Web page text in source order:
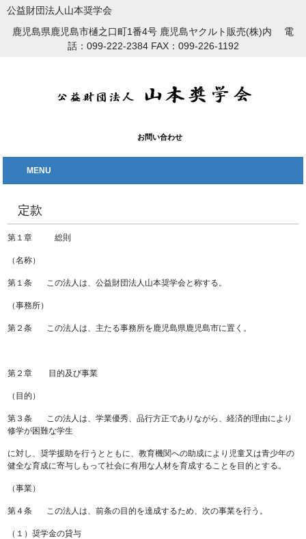
公益財団法人山本奨学会
鹿児島県鹿児島市樋之口町1番4号 鹿児島ヤクルト販売(株)内 電
話：099-222-2384 FAX：099-226-1192
お問い合わせ
MENU
定款
第１章 総則
（名称）
第１条 この法人は、公益財団法人山本奨学会と称する。
（事務所）
第２条 この法人は、主たる事務所を鹿児島県鹿児島市に置く。
第２章 目的及び事業
（目的）
第３条 この法人は、学業優秀、品行方正でありながら、経済的理由により
修学が困難な学生
に対し、奨学援助を行うとともに、教育機関への助成により児童又は青少年の
健全な育成に寄与しもって社会に有用な人材を育成することを目的とする。
（事業）
第４条 この法人は、前条の目的を達成するため、次の事業を行う。
（１）奨学金の貸与